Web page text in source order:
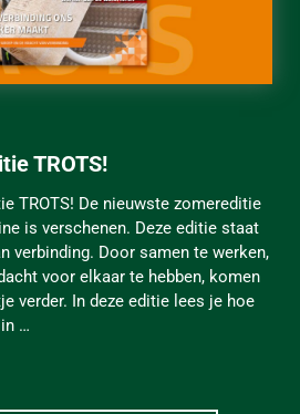
TROTS!
TROTS! De nieuwste zomereditie
is verschenen. Deze editie staat
verbinding. Door samen te werken,
voor elkaar te hebben, komen
verder. In deze editie lees je hoe
…